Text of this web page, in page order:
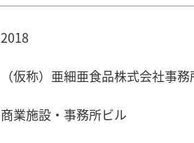
2018
（仮称）亜細亜食品株式会社事
商業施設・事務所ビル